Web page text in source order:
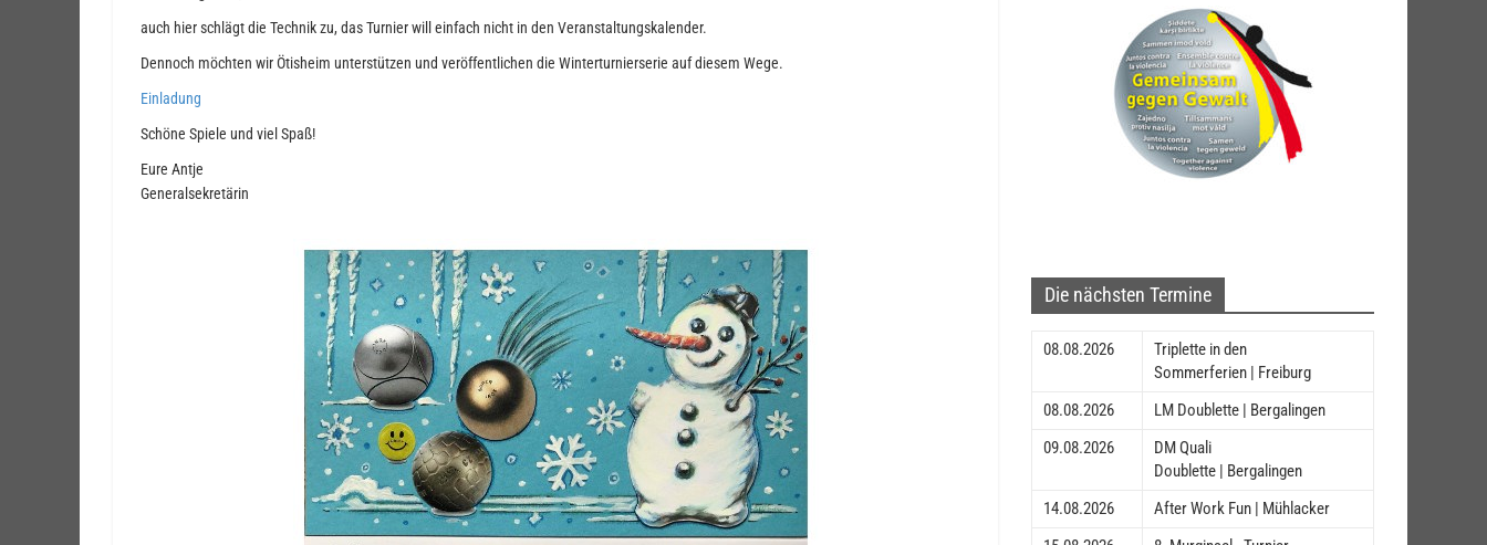
auch hier schlägt die Technik zu, das Turnier will einfach nicht in den Veranstaltungskalender.
Dennoch möchten wir Ötisheim unterstützen und veröffentlichen die Winterturnierserie auf diesem Wege.
Einladung
Schöne Spiele und viel Spaß!
Eure Antje
Generalsekretärin
Die nächsten Termine
08.08.2026
Triplette in den
Sommerferien | Freiburg
08.08.2026
LM Doublette | Bergalingen
09.08.2026
DM Quali
Doublette | Bergalingen
14.08.2026
After Work Fun | Mühlacker